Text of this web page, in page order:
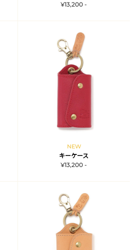
¥13,200 -
NEW
キーケース
¥13,200 -